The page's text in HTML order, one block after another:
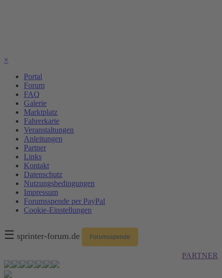
×
Portal
Forum
FAQ
Galerie
Marktplatz
Fahrerkarte
Veranstaltungen
Anleitungen
Partner
Links
Kontakt
Datenschutz
Nutzungsbedingungen
Impressum
Forumsspende per PayPal
Cookie-Einstellungen
☰ sprinter-forum.de Forumsspende
PARTNER